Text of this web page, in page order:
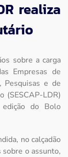
realiza
sobre a carga
Empresas de
Pesquisas e de
(SESCAP-LDR)
do Bolo
no calçadão
o assunto,